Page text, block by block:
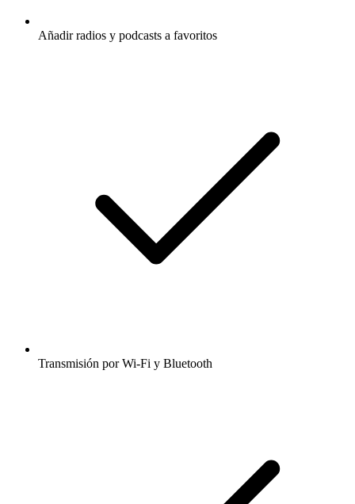
Añadir radios y podcasts a favoritos
Transmisión por Wi-Fi y Bluetooth